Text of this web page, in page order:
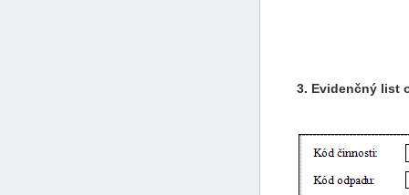
3. Evidenčný list